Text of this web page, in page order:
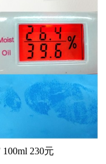
230元